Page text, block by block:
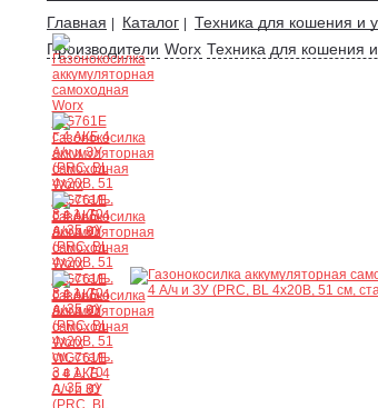
Главная Каталог Техника для кошения и
Производители Worx Техника для кошения